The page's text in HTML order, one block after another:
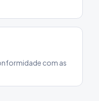
com as